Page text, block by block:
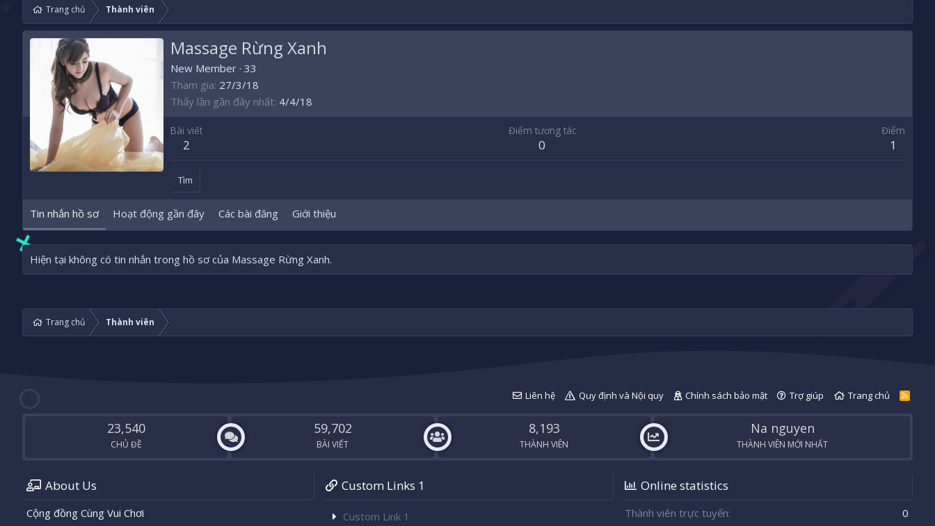
Trang chủ Thành viên
Massage Rừng Xanh
New Member · 33
Tham gia 27/3/18
Thấy lần gần đây nhất 4/4/18
Bài viết
2
Điểm tương tác
0
Điểm
1
Tìm
Tin nhắn hồ sơ Hoạt động gần đây Các bài đăng Giới thiệu
Hiện tại không có tin nhắn trong hồ sơ của Massage Rừng Xanh.
Trang chủ Thành viên
Liên hệ Quy định và Nội quy Chính sách bảo mật Trợ giúp Trang chủ
R
S
23,540
CHỦ ĐỀ
59,702
BÀI VIẾT
8,193
THÀNH VIÊN
Na nguyen
THÀNH VIÊN MỚI NHẤT
About Us
Cộng đồng Cùng Vui Chơi
Custom Links 1
Custom Link 1
Online statistics
Thành viên trực tuyến
0